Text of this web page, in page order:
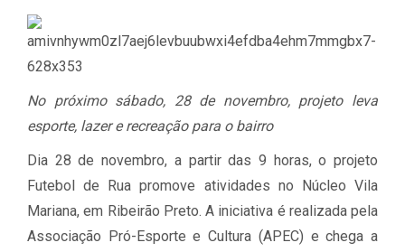
No próximo sábado, 28 de novembro, projeto leva
esporte, lazer e recreação para o bairro
Dia 28 de novembro, a partir das 9 horas, o projeto
Futebol de Rua promove atividades no Núcleo Vila
Mariana, em Ribeirão Preto. A iniciativa é realizada pela
Associação Pró-Esporte e Cultura (APEC) e chega a